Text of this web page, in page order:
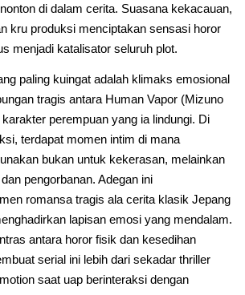
di dalam cerita. Suasana kekacauan,
kru produksi menciptakan sensasi horor
menjadi katalisator seluruh plot.
paling kuingat adalah klimaks emosional
tragis antara Human Vapor (Mizuno
perempuan yang ia lindungi. Di
terdapat momen intim di mana
bukan untuk kekerasan, melainkan
pengorbanan. Adegan ini
romansa tragis ala cerita klasik Jepang
lapisan emosi yang mendalam.
antara horor fisik dan kesedihan
serial ini lebih dari sekadar thriller
saat uap berinteraksi dengan